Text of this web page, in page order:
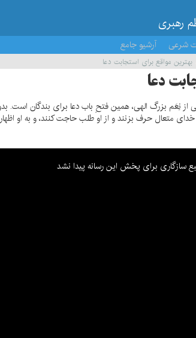
رهبری
شرعی آرشیو جامع
بهترین مواقع برای استجابت دعا
دعا
از نِعَم بزرگ الهی، همین فتحِ باب دعا برای بندگان است.
متعال حرف بزنند و از او طلب حاجت کنند، و به او اظهار